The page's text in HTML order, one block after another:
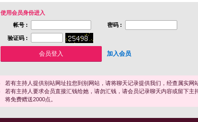
使用会员身份进入
帐号 :
密码 :
验证码 :
加入会员
若有主持人提供别站网址拉您到别网站，请将聊天记录提供我们，经查属实网
若有主持人要求会员直接汇钱给她，请勿汇钱，请会员记录聊天内容或留下
将免费赠送2000点。